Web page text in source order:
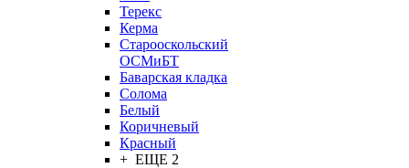
Терекс
Керма
Старооскольский
ОСМиБТ
Баварская кладка
Солома
Белый
Коричневый
Красный
+ ЕЩЕ 2